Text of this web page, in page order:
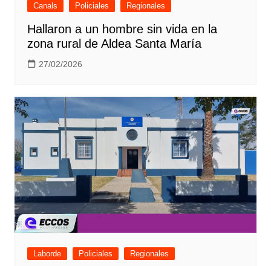
Canals Policiales Regionales
Hallaron a un hombre sin vida en la
zona rural de Aldea Santa María
27/02/2026
Laborde Policiales Regionales